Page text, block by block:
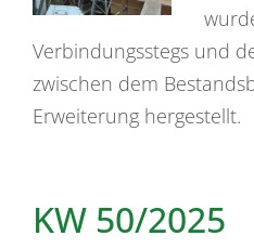
Verbindungsstegs und
zwischen dem
Erweiterung hergestellt.
KW 50/2025